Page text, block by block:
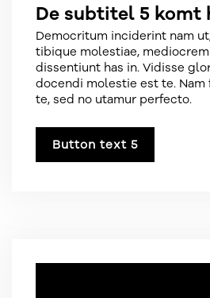
De subtitel 5 komt
Democritum inciderint nam
tibique molestiae,
dissentiunt has in. Vidisse
docendi molestie est te. Nam
te, sed no utamur perfecto.
Button text 5